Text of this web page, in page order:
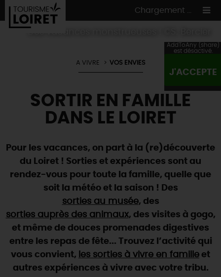
Chargement ...
VOS ENVIES
LES INCONTOURNABLESMADE IN LOIRET
HÉBERGEMENTS
HÉBERGEMENTS
RÉSERVERMAINTENANT
CULTURE
NATURE
VILLES & VILLAGES
TOUTES LES VISITES
TOUS ÀL'EAU !
EN MODENATURE& AVENTURE
...ETAUSSI
TOUTES LES ACTIVITÉS
Où manger
Maîtresrestaurateurs
marchés
Artistes et Artisans d'Art
Nosspécialités du terroiretproducteurs
Visitesgourmandeset créatives
Vins etvignobles
Chic, une aire de pique-nique
Par ici lesguinguettes
A NE PAS
RATER
Avis de fraicheur ici pour éviter la chaleur 🥵
Des vacances auprès des animaux 🐎
(re)Découvrir les coulisses de la Faïencerie de
Gien !
TOURISME &HANDICAP
SE REPÉRER,SE DÉPLACER
INFOS & SERVICES
RÉSERVERMAINTENANT
A VIVRE VOS ENVIES
SORTIR EN FAMILLE
DANS LE LOIRET
Pour les vacances, on part à la (re)découverte
du Loiret ! Sorties et expériences sont au
rendez-vous pour toute la famille, quelle que
soit la météo et la saison ! Des
sorties au musée, des
sorties auprès des animaux, des visites à gogo,
et même de douces promenades digestives
entre les repas de fête... Trouvez l’activité qui
vous convient, les sorties à vivre en famille et
autres expériences à vivre avec votre tribu.
AddToAny (share)
est désactivé.
J'ACCEPTE